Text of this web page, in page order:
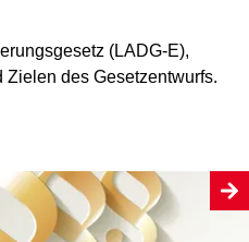
(LADG-E),
Zielen des Gesetzentwurfs.